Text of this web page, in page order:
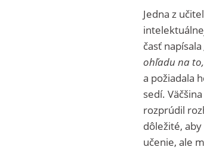
Jedna z
časť napísala
ohľadu na
a požiadala
sedí.
rozprúdil
dôležité,
učenie, ale